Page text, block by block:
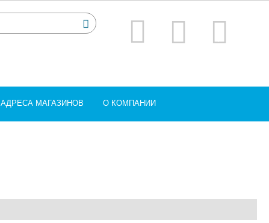
АДРЕСА МАГАЗИНОВ О КОМПАНИИ